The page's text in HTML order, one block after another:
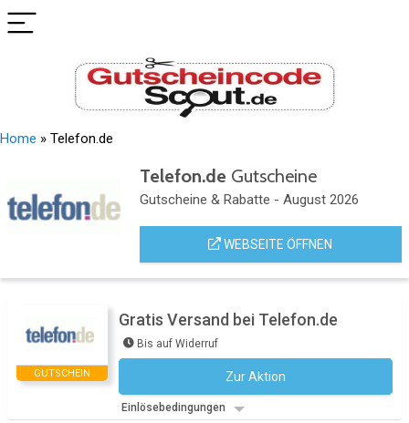
Home » Telefon.de
Telefon.de Gutscheine
Gutscheine & Rabatte - August 2026
WEBSEITE ÖFFNEN
GUTSCHEIN
Gratis Versand bei Telefon.de
Bis auf Widerruf
Zur Aktion
Einlösebedingungen